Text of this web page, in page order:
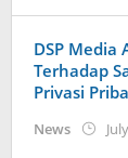
DSP Media
Terhadap
Privasi
News